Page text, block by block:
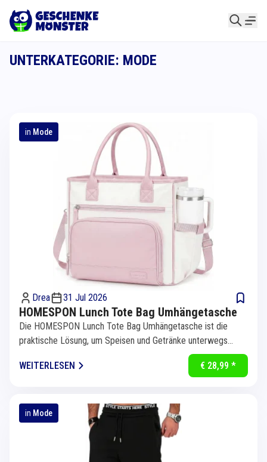
UNTERKATEGORIE: MODE
in Mode
Drea 31 Jul 2026
HOMESPON Lunch Tote Bag Umhängetasche
Die HOMESPON Lunch Tote Bag Umhängetasche ist die
praktische Lösung, um Speisen und Getränke unterwegs
WEITERLESEN
€ 28,99 *
in Mode